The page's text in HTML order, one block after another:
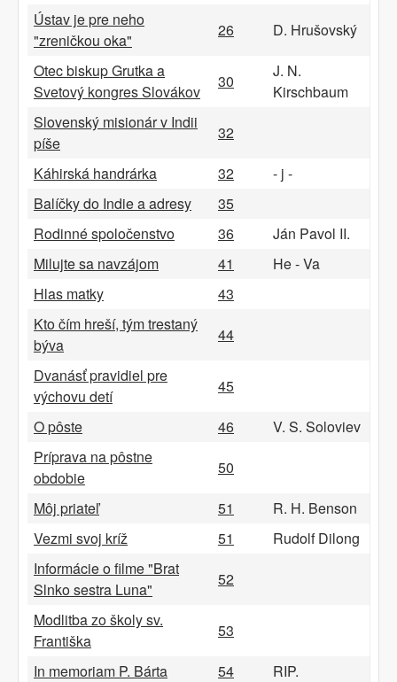
Ústav je pre neho
"zreničkou oka"
26
D. Hrušovský
Otec biskup Grutka a
Svetový kongres Slovákov
30
J. N.
Kirschbaum
Slovenský misionár v Indii
píše
32
Káhirská handrárka
32
- j -
Balíčky do Indie a adresy
35
Rodinné spoločenstvo
36
Ján Pavol II.
Milujte sa navzájom
41
He - Va
Hlas matky
43
Kto čím hreší, tým trestaný
býva
44
Dvanásť pravidiel pre
výchovu detí
45
O pôste
46
V. S. Soloviev
Príprava na pôstne
obdobie
50
Môj priateľ
51
R. H. Benson
Vezmi svoj kríž
51
Rudolf Dilong
Informácie o filme "Brat
Slnko sestra Luna"
52
Modlitba zo školy sv.
Františka
53
In memoriam P. Bárta
54
RIP.